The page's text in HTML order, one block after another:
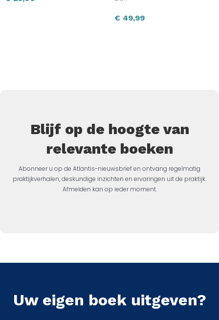
€ 49,99
Blijf op de hoogte van
relevante boeken
Abonneer u op de Atlantis-nieuwsbrief en ontvang regelmatig
praktijkverhalen, deskundige inzichten en ervaringen uit de praktijk.
Afmelden kan op ieder moment.
Uw eigen boek uitgeven?